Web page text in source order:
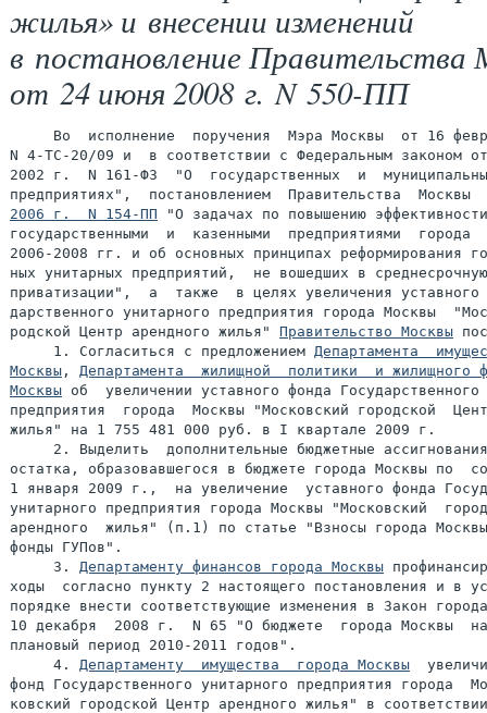
жилья» и внесении изменений
в постановление Правительства
от 24 июня 2008 г. N 550-ПП
Во  исполнение  поручения  Мэра Москвы  от 16
N 4-ТС-20/09 и  в соответствии с Федеральным законом
2002 г.  N 161-ФЗ  "О  государственных  и
предприятиях",  постановлением  Правительства
2006 г.  N 154-ПП "О задачах по повышению
государственными  и  казенными  предприятиями
2006-2008 гг. и об основных принципах реформирования
ных унитарных предприятий,  не вошедших в
приватизации",  а  также  в целях увеличения уставного
дарственного унитарного предприятия города Москвы
родской Центр арендного жилья" Правительство Москвы
     1. Согласиться с предложением
Департамента
Москвы , Департамента  жилищной  политики  и жилищного
Москвы об  увеличении уставного фонда Государственного
предприятия  города  Москвы "Московский городской
жилья" на 1 755 481 000 руб. в I квартале 2009 г.
2. Выделить  дополнительные бюджетные
остатка, образовавшегося в бюджете города Москвы по
1 января 2009 г.,  на увеличение  уставного фонда
унитарного предприятия города Москвы "Московский
арендного  жилья" (п.1) по статье "Взносы города
фонды ГУПов".
     3.
Департаменту финансов города Москвы
ходы  согласно пункту 2 настоящего постановления и в
порядке внести соответствующие изменения в Закон
10 декабря  2008 г.  N 65 "О бюджете  города Москвы
плановый период 2010-2011 годов".
     4.
Департаменту  имущества  города Москвы
фонд Государственного унитарного предприятия города
ковский городской Центр арендного жилья" в